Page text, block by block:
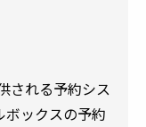
される予約シス
ボックスの予約